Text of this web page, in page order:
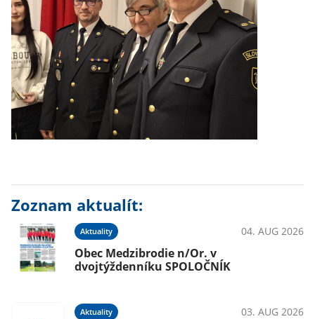
Zoznam aktualít:
Aktuality 04. AUG 2026
Obec Medzibrodie n/Or. v
dvojtýždenníku SPOLOČNÍK
Aktuality 03. AUG 2026